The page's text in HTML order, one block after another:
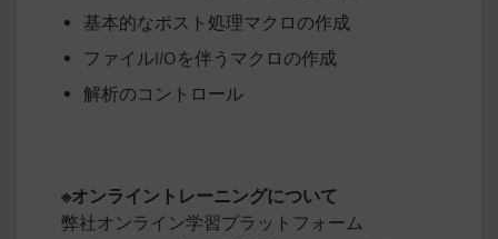
基本的なポスト処理マクロの作成
ファイルI/Oを伴うマクロの作成
解析のコントロール
※オンライントレーニングについて
弊社オンライン学習プラットフォーム